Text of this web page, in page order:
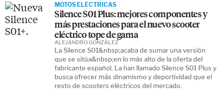
MOTOS ELÉCTRICAS
Silence S01 Plus: mejores componentes y
más prestaciones para el nuevo scooter
eléctrico tope de gama
La Silence S01&nbsp;acaba de sumar una versión
que se sitúa&nbsp;en lo más alto de la oferta del
fabricante español. La han llamado Silence S01 Plus y
busca ofrecer más dinamismo y deportividad que el
resto de scooters eléctricos del mercado.
ALEJANDRO GONZÁLEZ